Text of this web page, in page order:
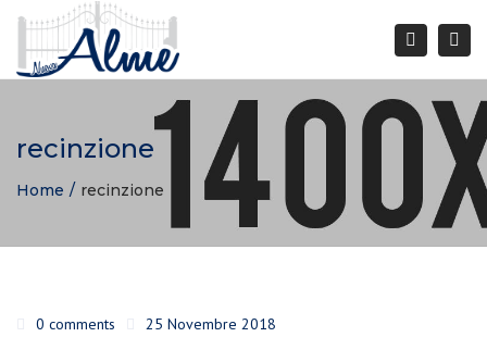
Search
recinzione
Home recinzione
0 comments 25 Novembre 2018